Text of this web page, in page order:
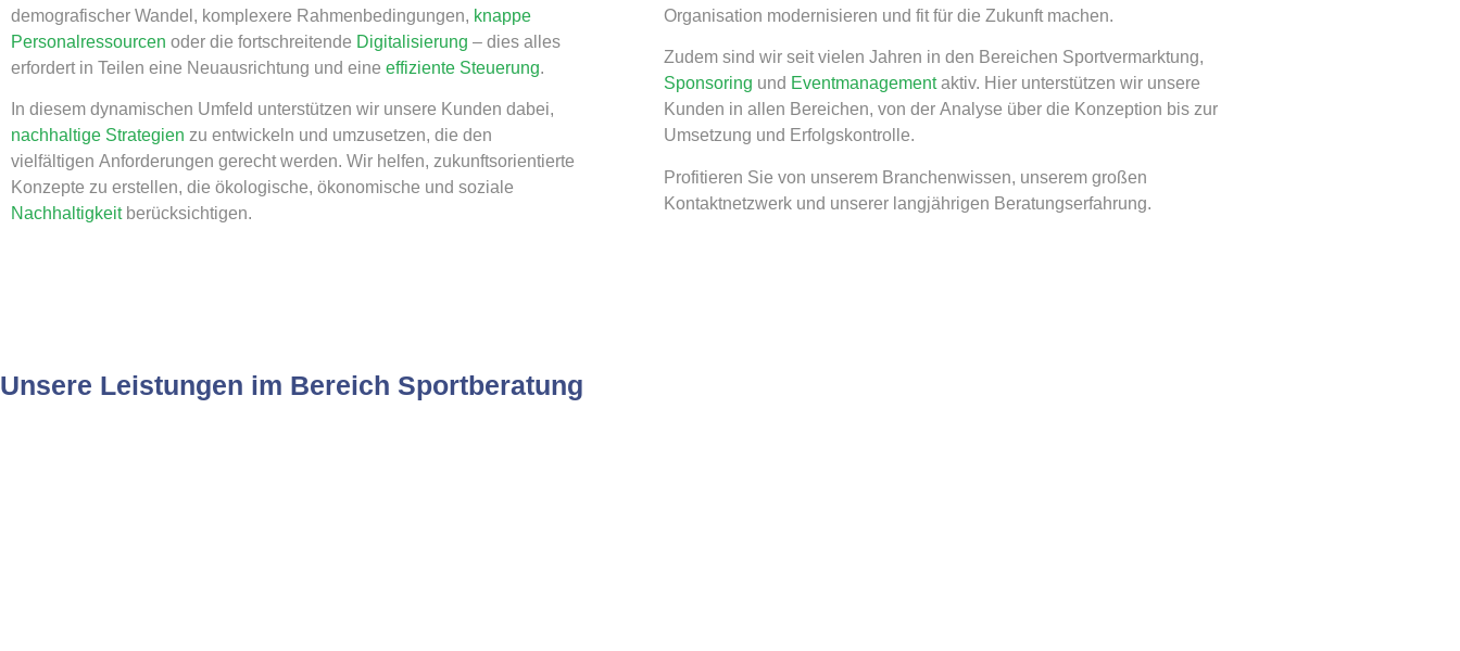
demografischer Wandel, komplexere Rahmenbedingungen, knappe
Personalressourcen oder die fortschreitende Digitalisierung – dies alles
erfordert in Teilen eine Neuausrichtung und eine effiziente Steuerung.​
In diesem dynamischen Umfeld unterstützen wir unsere Kunden dabei,
nachhaltige Strategien zu entwickeln und umzusetzen, die den
vielfältigen Anforderungen gerecht werden. Wir helfen, zukunftsorientierte
Konzepte zu erstellen, die ökologische, ökonomische und soziale
Nachhaltigkeitberücksichtigen.
Organisation modernisieren und fit für die Zukunft machen.​
Zudem sind wir seit vielen Jahren in den Bereichen Sportvermarktung,
Sponsoring und Eventmanagementaktiv. Hier unterstützen wir unsere
Kunden in allen Bereichen, von der Analyse über die Konzeption bis zur
Umsetzung und Erfolgskontrolle.​
Profitieren Sie von unserem Branchenwissen, unserem großen
Kontaktnetzwerk und unserer langjährigen Beratungserfahrung.​ ​
Unsere Leistungen im Bereich Sportberatung